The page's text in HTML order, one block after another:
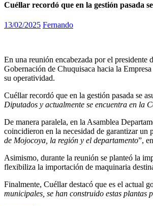
Cuéllar recordó que en la gestión pasada
13/02/2025 Fernando
En una reunión encabezada por el presidente
Gobernación de Chuquisaca hacia la
su operatividad.
Cuéllar recordó que en la gestión pasada se
Diputados y actualmente se encuentra en la
De manera paralela, en la Asamblea
coincidieron en la necesidad de garantizar un
de Mojocoya, la región y el departamento”,
Asimismo, durante la reunión se planteó la
flexibiliza la importación de maquinaria
Finalmente, Cuéllar destacó que es el actual
municipales, se han construido estas plantas